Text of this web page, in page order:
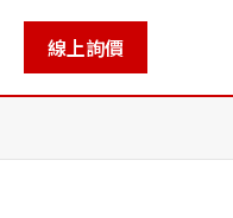
線上詢價